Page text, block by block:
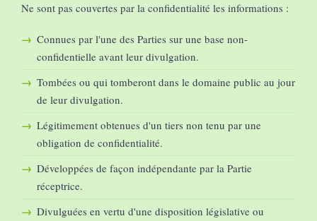
Ne sont pas couvertes par la confidentialité les informations :
Connues par l'une des Parties sur une base non-
confidentielle avant leur divulgation.
Tombées ou qui tomberont dans le domaine public au jour
de leur divulgation.
Légitimement obtenues d'un tiers non tenu par une
obligation de confidentialité.
Développées de façon indépendante par la Partie
réceptrice.
Divulguées en vertu d'une disposition législative ou